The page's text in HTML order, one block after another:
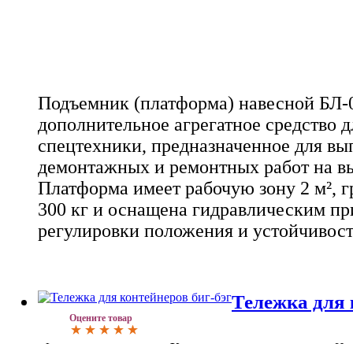
Подъемник (платформа) навесной БЛ-
дополнительное агрегатное средство
спецтехники, предназначенное для
демонтажных и ремонтных работ на
Платформа имеет рабочую зону 2 м²,
300 кг и оснащена гидравлическим
регулировки положения и
Оцените товар
Тележка для